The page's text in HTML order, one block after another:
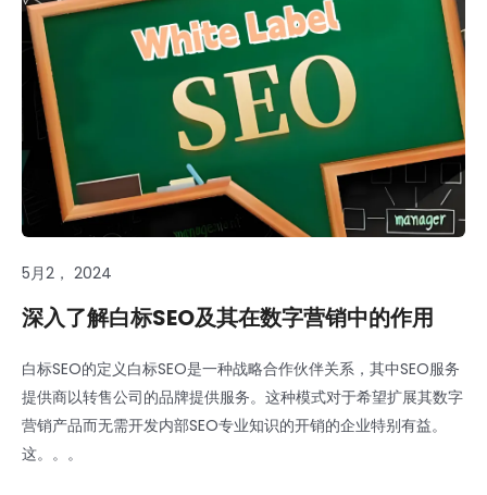
5月2， 2024
深入了解白标SEO及其在数字营销中的作用
白标SEO的定义白标SEO是一种战略合作伙伴关系，其中SEO服务
提供商以转售公司的品牌提供服务。这种模式对于希望扩展其数字
营销产品而无需开发内部SEO专业知识的开销的企业特别有益。
这。。。